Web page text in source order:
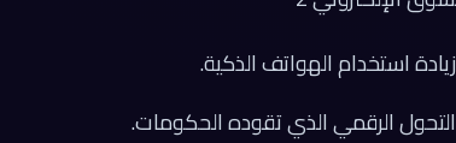
زيادة استخدام الهواتف الذكية.
التحول الرقمي الذي تقوده الحكومات.